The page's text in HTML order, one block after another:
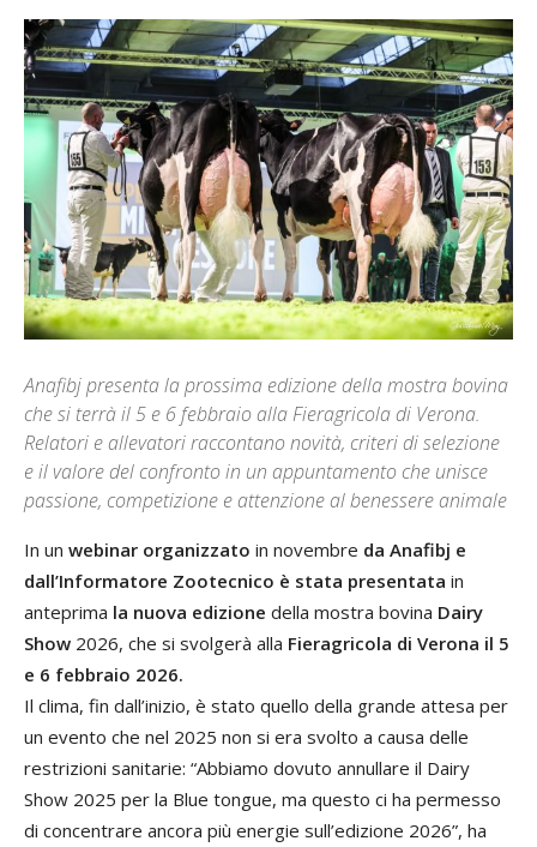
Anafibj presenta la prossima edizione della mostra bovina
che si terrà il 5 e 6 febbraio alla Fieragricola di Verona.
Relatori e allevatori raccontano novità, criteri di selezione
e il valore del confronto in un appuntamento che unisce
passione, competizione e attenzione al benessere animale
In un webinar organizzato in novembre da Anafibj e
dall’Informatore Zootecnico è stata presentata in
anteprima la nuova edizione della mostra bovina Dairy
Show 2026, che si svolgerà alla Fieragricola di Verona il 5
e 6 febbraio 2026.
Il clima, fin dall’inizio, è stato quello della grande attesa per
un evento che nel 2025 non si era svolto a causa delle
restrizioni sanitarie: “Abbiamo dovuto annullare il Dairy
Show 2025 per la Blue tongue, ma questo ci ha permesso
di concentrare ancora più energie sull’edizione 2026”, ha